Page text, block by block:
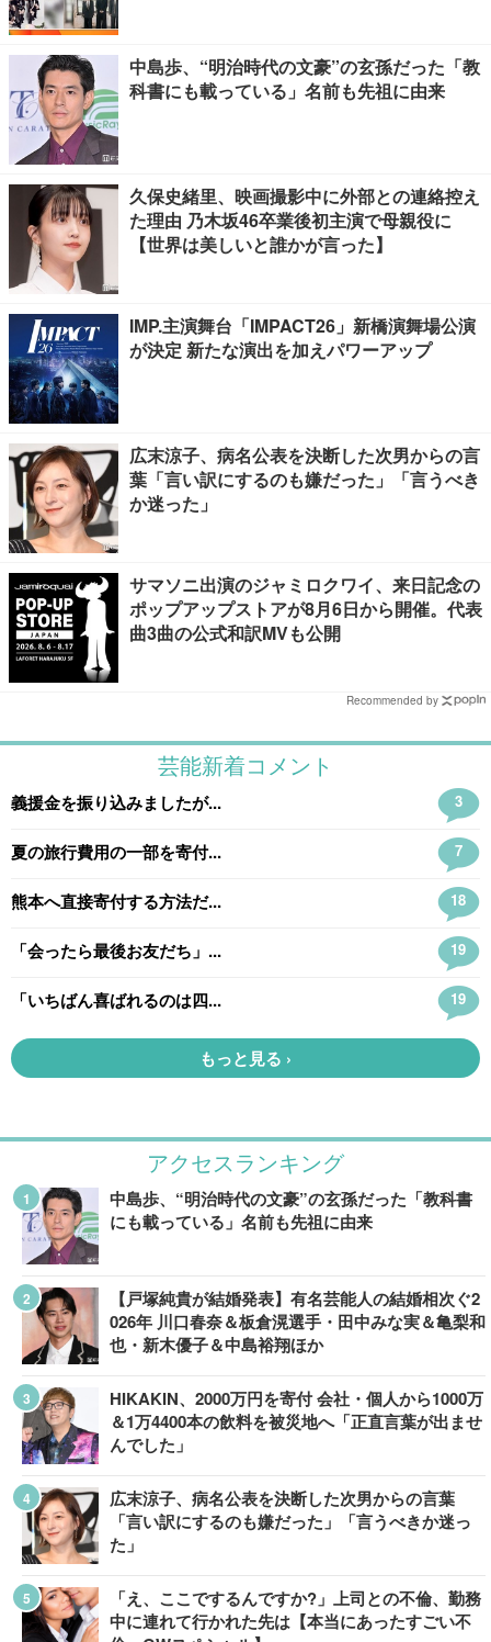
中島歩、“明治時代の文豪”の玄孫だった「教
科書にも載っている」名前も先祖に由来
久保史緒里、映画撮影中に外部との連絡控え
た理由 乃木坂46卒業後初主演で母親役に
【世界は美しいと誰かが言った】
IMP.主演舞台「IMPACT26」新橋演舞場公演
が決定 新たな演出を加えパワーアップ
広末涼子、病名公表を決断した次男からの言
葉「言い訳にするのも嫌だった」「言うべき
か迷った」
サマソニ出演のジャミロクワイ、来日記念の
ポップアップストアが8月6日から開催。代表
曲3曲の公式和訳MVも公開
Recommended by
アクセスランキング
中島歩、“明治時代の文豪”の玄孫だった「教科書
にも載っている」名前も先祖に由来
【戸塚純貴が結婚発表】有名芸能人の結婚相次ぐ2
026年 川口春奈＆板倉滉選手・田中みな実＆亀梨和
也・新木優子＆中島裕翔ほか
HIKAKIN、2000万円を寄付 会社・個人から1000万
＆1万4400本の飲料を被災地へ「正直言葉が出ませ
んでした」
広末涼子、病名公表を決断した次男からの言葉
「言い訳にするのも嫌だった」「言うべきか迷っ
た」
「え、ここでするんですか?」上司との不倫、勤務
中に連れて行かれた先は【本当にあったすごい不